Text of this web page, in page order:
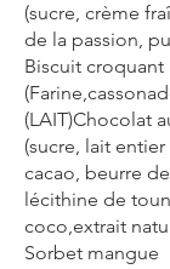
(sucre, crème
de la passion,
Biscuit
(LAIT)Chocolat
(sucre, lait
cacao, beurre
lécithine de
coco,extrait
Sorbet mangue